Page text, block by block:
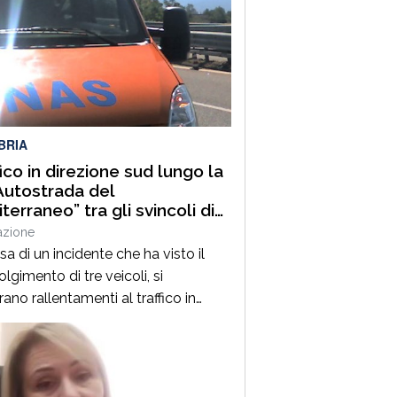
in direzione sud lungo la
del
tra gli svincoli di
Grimaldi e San Mango
di un incidente che ha visto il
di tre veicoli, si
rallentamenti al traffico in
sud lungo la A2 “Autostrada del
nel tratto compreso tra gli
di Altilia Grimaldi (CS) e San
D’Aquino (CZ). Sul posto è